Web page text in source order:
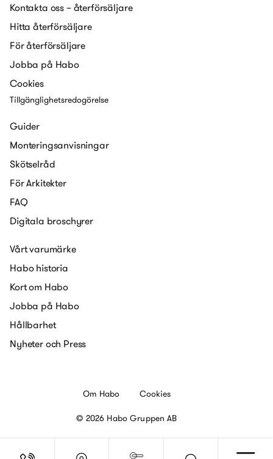
Kontakta oss – återförsäljare
Hitta återförsäljare
För återförsäljare
Jobba på Habo
Cookies
Tillgänglighetsredogörelse
Guider
Monteringsanvisningar
Skötselråd
För Arkitekter
FAQ
Digitala broschyrer
Vårt varumärke
Habo historia
Kort om Habo
Jobba på Habo
Hållbarhet
Nyheter och Press
© 2026 Habo Gruppen AB
Om Habo Cookies